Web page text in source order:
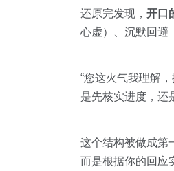
还原完发现， 开口
心虚）、沉默回避
“您这火气我理解
是先核实进度，还
这个结构被做成第
而是根据你的回应